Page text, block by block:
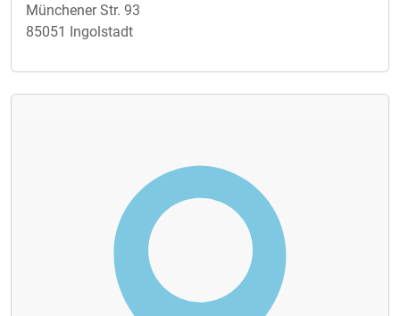
Münchener Str. 93
85051 Ingolstadt